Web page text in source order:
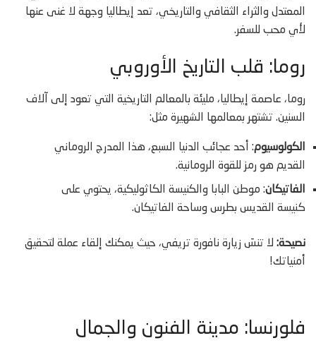
المعتدل والثراء الثقافي والتاريخي، تعد إيطاليا وجهة لا غنى عنها
لأي محب للسفر.
روما: قلب التاريخ الأوروبي
روما، عاصمة إيطاليا، مليئة بالمعالم التاريخية التي تعود إلى آلاف
السنين. تشتهر بمعالمها الشهيرة مثل:
الكولوسيوم: أحد عجائب الدنيا السبع، هذا المدرج الروماني
القديم هو رمز للقوة الرومانية.
الفاتيكان: موطن البابا والكنيسة الكاثوليكية، يحتوي على
كنيسة القديس بطرس وساحة الفاتيكان.
نصيحة: لا تنسَ زيارة نافورة تريفي، حيث يمكنك إلقاء عملة لتحقيق
أمنياتك!
فلورنسا: مدينة الفنون والجمال